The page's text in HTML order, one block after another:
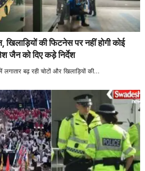
की फिटनेस पर नहीं होगी कोई
जैन को दिए कड़े निर्देश
बढ़ रही चोटों और खिलाड़ियों की…